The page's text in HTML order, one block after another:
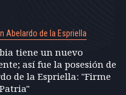
Abelardo de la Espriella
tiene un nuevo
así fue la posesión de
de la Espriella: "Firme